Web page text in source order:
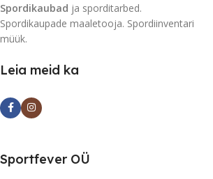
Spordikaubad ja sporditarbed.
Spordikaupade maaletooja. Spordiinventari
müük.
Leia meid ka
Sportfever OÜ